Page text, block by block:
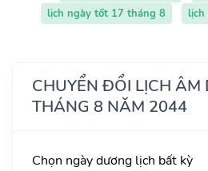
lịch ngày tốt 17 tháng 8
lịch
CHUYỂN ĐỔI LỊCH ÂM
THÁNG 8 NĂM 2044
Chọn ngày dương lịch bất kỳ